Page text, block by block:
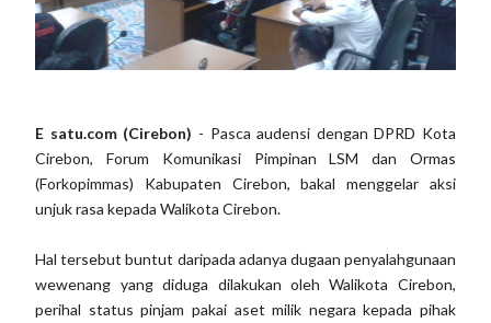
E satu.com (Cirebon) - Pasca audensi dengan DPRD Kota
Cirebon, Forum Komunikasi Pimpinan LSM dan Ormas
(Forkopimmas) Kabupaten Cirebon, bakal menggelar aksi
unjuk rasa kepada Walikota Cirebon.
Hal tersebut buntut daripada adanya dugaan penyalahgunaan
wewenang yang diduga dilakukan oleh Walikota Cirebon,
perihal status pinjam pakai aset milik negara kepada pihak